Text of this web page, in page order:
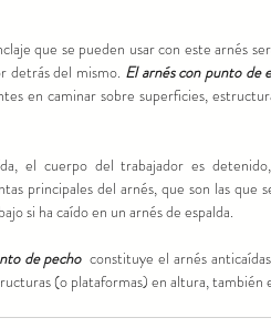
detrás del mismo. El arnés con punto de
en caminar sobre superficies,
el cuerpo del trabajador es
principales del arnés, que son las que
si ha caído en un arnés de espalda.
de pecho constituye el arnés
(o plataformas) en altura, también